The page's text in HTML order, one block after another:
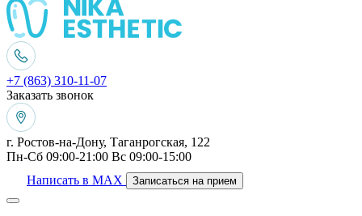
+7 (863) 310-11-07
Заказать звонок
г. Ростов-на-Дону, Таганрогская, 122
Пн-Сб 09:00-21:00 Вс 09:00-15:00
Написать в MAX
Записаться на прием